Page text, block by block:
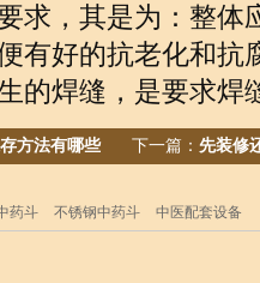
求，其是为：整体
有好的抗老化和抗
的焊缝，是要求焊
下一篇： 先装修
方法有哪些
药斗 不锈钢中药斗 中医配套设备